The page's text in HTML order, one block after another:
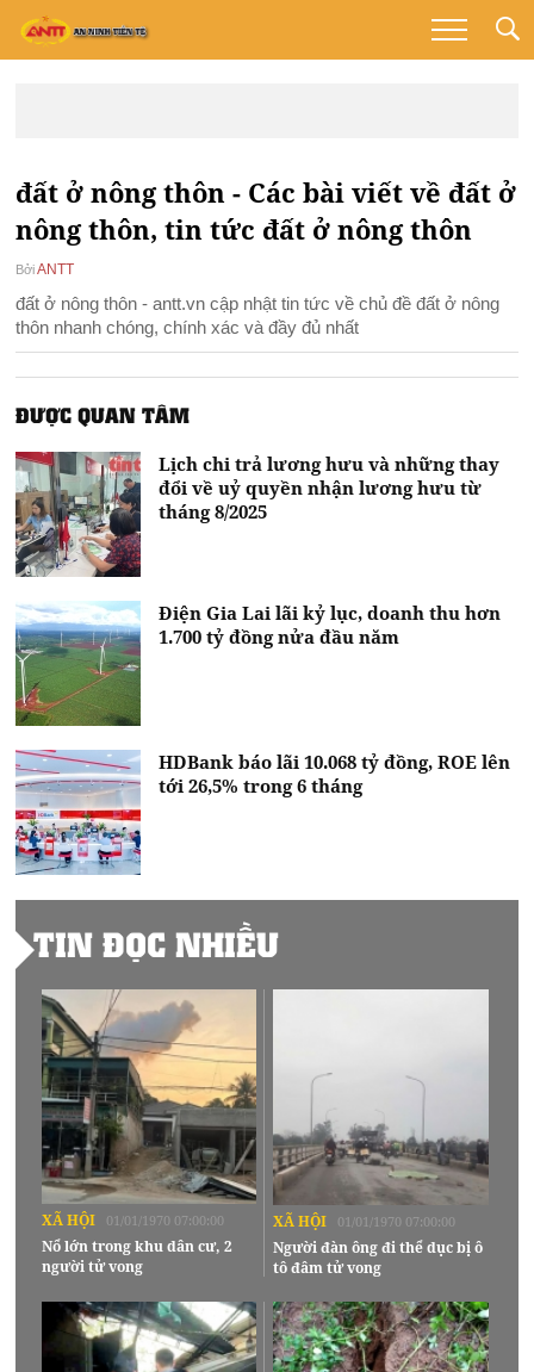
đất ở nông thôn - Các bài viết về đất ở
nông thôn, tin tức đất ở nông thôn
Bởi ANTT
đất ở nông thôn - antt.vn cập nhật tin tức về chủ đề đất ở nông
thôn nhanh chóng, chính xác và đầy đủ nhất
ĐƯỢC QUAN TÂM
Lịch chi trả lương hưu và những thay
đổi về uỷ quyền nhận lương hưu từ
tháng 8/2025
Điện Gia Lai lãi kỷ lục, doanh thu hơn
1.700 tỷ đồng nửa đầu năm
HDBank báo lãi 10.068 tỷ đồng, ROE lên
tới 26,5% trong 6 tháng
TIN ĐỌC NHIỀU
XÃ HỘI 01/01/1970 07:00:00
Nổ lớn trong khu dân cư, 2
người tử vong
XÃ HỘI 01/01/1970 07:00:00
Người đàn ông đi thể dục bị ô
tô đâm tử vong